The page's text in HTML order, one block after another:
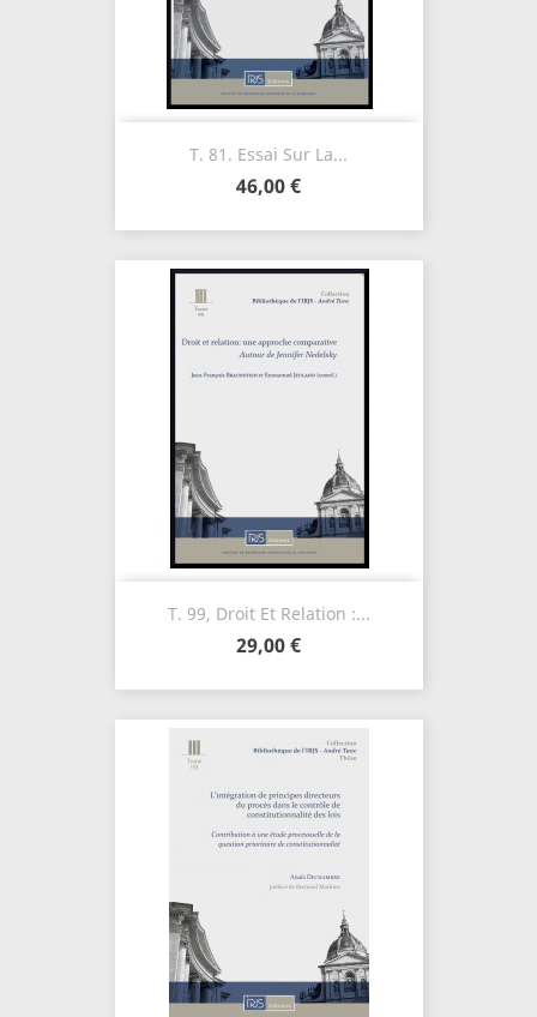
T. 81. Essai Sur La...
46,00 €
T. 99, Droit Et Relation :...
29,00 €